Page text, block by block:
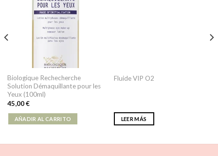
Biologique Rechecherche
Solution Démaquillante pour les
Yeux (100ml)
45,00€
AÑADIR AL CARRITO
Fluide VIP O2
LEER MÁS